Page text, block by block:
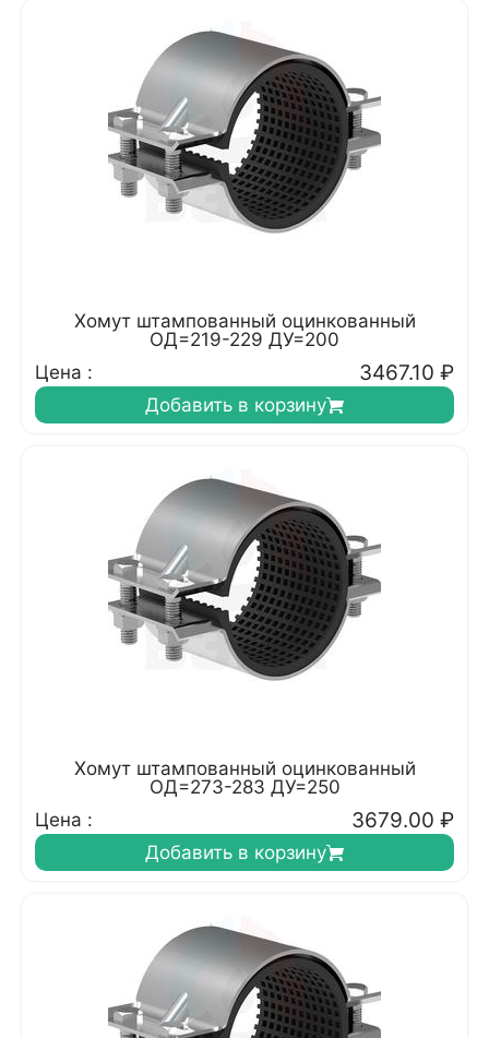
Хомут штампованный оцинкованный
ОД=219-229 ДУ=200
Цена :
3467.10 ₽
Добавить в корзину
Хомут штампованный оцинкованный
ОД=273-283 ДУ=250
Цена :
3679.00 ₽
Добавить в корзину